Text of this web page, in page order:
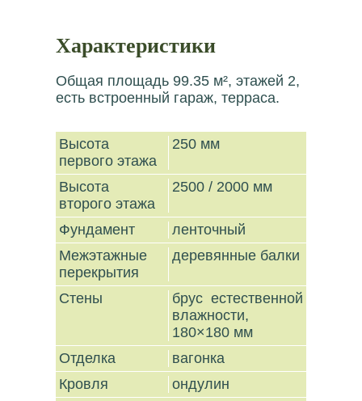
Характеристики
Общая площадь 99.35 м², этажей 2,
есть встроенный гараж, терраса.
Высота
первого этажа
250 мм
Высота
второго этажа
2500 / 2000 мм
Фундамент
ленточный
Межэтажные
перекрытия
деревянные балки
Стены
брус естественной
влажности,
180×180 мм
Отделка
вагонка
Кровля
ондулин